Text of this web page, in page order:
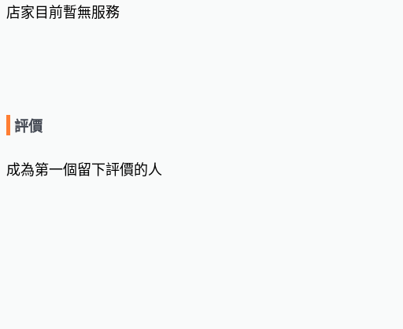
店家目前暫無服務
評價
成為第一個留下評價的人